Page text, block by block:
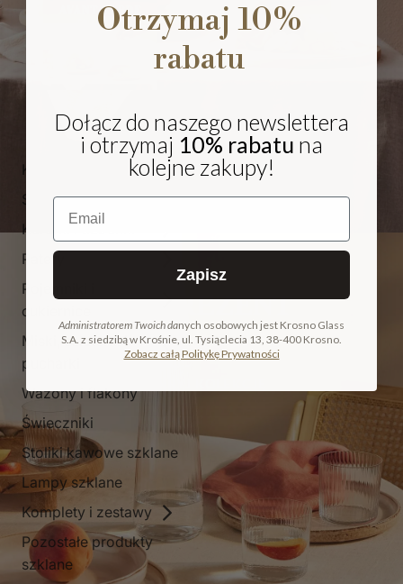
Kieliszki i pokale
Szklanki
Karafki i dzbanki
Patery
Pojemniki i
cukiernice
Miski, salaterki i
pucharki
Wazony i flakony
Świeczniki
Stoliki kawowe szklane
Lampy szklane
Komplety i zestawy
Pozostałe produkty
szklane
NA PREZENT
COLLECTION
Otrzymaj 10%
rabatu
Dołącz do naszego newslettera
i otrzymaj 10% rabatu na
kolejne zakupy!
Email
Zapisz
Administratorem Twoich danych osobowych jest Krosno Glass
S.A. z siedzibą w Krośnie, ul. Tysiąclecia 13, 38-400 Krosno.
Zobacz całą Politykę Prywatności